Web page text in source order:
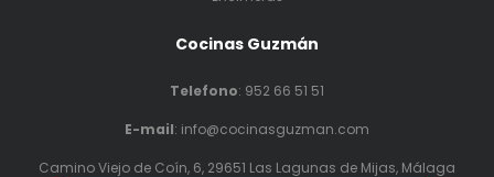
Cocinas Guzmán
Telefono: 952 66 51 51
E-mail: info@cocinasguzman.com
Camino Viejo de Coín, 6, 29651 Las Lagunas de Mijas, Málaga